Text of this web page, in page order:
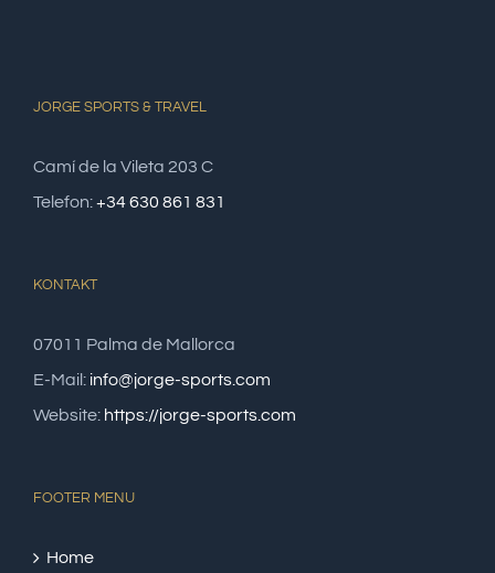
JORGE SPORTS & TRAVEL
Camí de la Vileta 203 C
Telefon:+34 630 861 831
KONTAKT
07011 Palma de Mallorca
E-Mail: info@jorge-sports.com
Website: https://jorge-sports.com
FOOTER MENU
Home